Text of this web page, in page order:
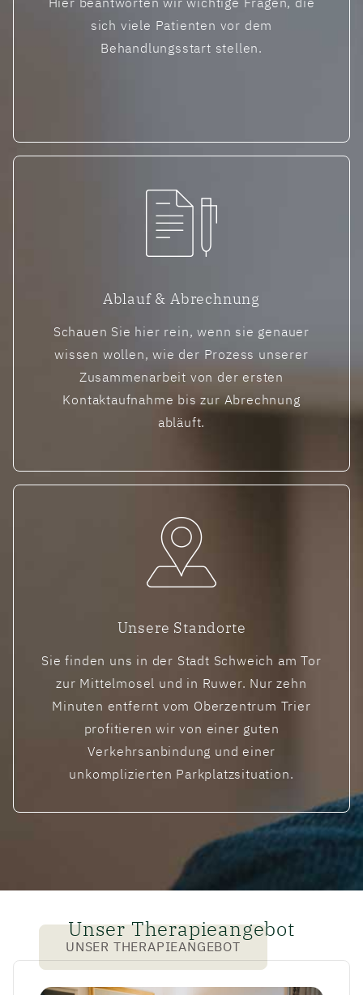
Gemeinsam erkunden wir Wege zu mehr
UNSER THERAPIEANGEBOT
Gemeinsam erkunden wir Wege zu mehr
UNSER THERAPIEANGEBOT
sich viele Patienten vor dem
Behandlungsstart stellen.
Ablauf & Abrechnung
Schauen Sie hier rein, wenn sie genauer
wissen wollen, wie der Prozess unserer
Zusammenarbeit von der ersten
Kontaktaufnahme bis zur Abrechnung
abläuft.
Unsere Standorte
Sie finden uns in der Stadt Schweich am Tor
zur Mittelmosel und in Ruwer. Nur zehn
Minuten entfernt vom Oberzentrum Trier
profitieren wir von einer guten
Verkehrsanbindung und einer
unkomplizierten Parkplatzsituation.
Unser Therapieangebot